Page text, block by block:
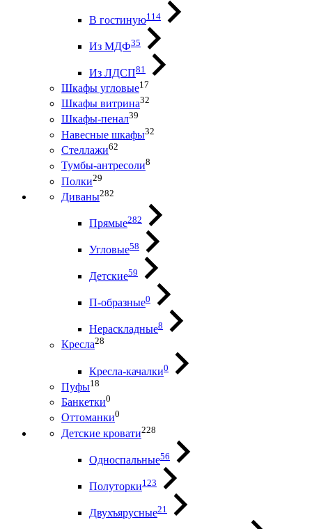
В гостиную114
Из МДФ35
Из ЛДСП81
Шкафы угловые17
Шкафы витрина32
Шкафы-пенал39
Навесные шкафы32
Стеллажи62
Тумбы-антресоли8
Полки29
Диваны282
Прямые282
Угловые58
Детские59
П-образные0
Нераскладные8
Кресла28
Кресла-качалки0
Пуфы18
Банкетки0
Оттоманки0
Детские кровати228
Односпальные56
Полуторки123
Двухъярусные21